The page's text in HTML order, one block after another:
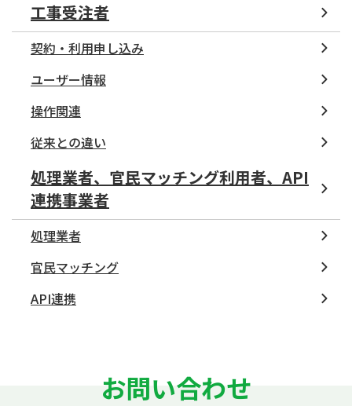
工事受注者
契約・利用申し込み
ユーザー情報
操作関連
従来との違い
処理業者、官民マッチング利用者、API
連携事業者
処理業者
官民マッチング
API連携
お問い合わせ